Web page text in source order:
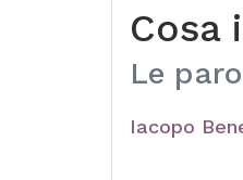
Cosa
Le
Iacopo